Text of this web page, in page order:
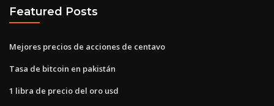
Featured Posts
Mejores precios de acciones de centavo
Tasa de bitcoin en pakistán
1 libra de precio del oro usd